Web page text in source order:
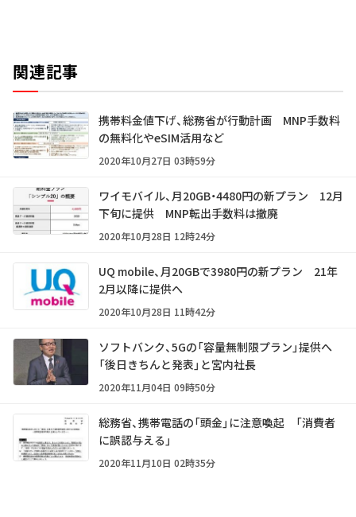
関連記事
携帯料金値下げ、総務省が行動計画 MNP手数料
の無料化やeSIM活用など
2020年10月27日 03時59分
ワイモバイル、月20GB・4480円の新プラン 12月
下旬に提供 MNP転出手数料は撤廃
2020年10月28日 12時24分
UQ mobile、月20GBで3980円の新プラン 21年
2月以降に提供へ
2020年10月28日 11時42分
ソフトバンク、5Gの「容量無制限プラン」提供へ
「後日きちんと発表」と宮内社長
2020年11月04日 09時50分
総務省、携帯電話の「頭金」に注意喚起 「消費者
に誤認与える」
2020年11月10日 02時35分